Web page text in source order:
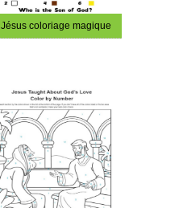
Jésus coloriage magique